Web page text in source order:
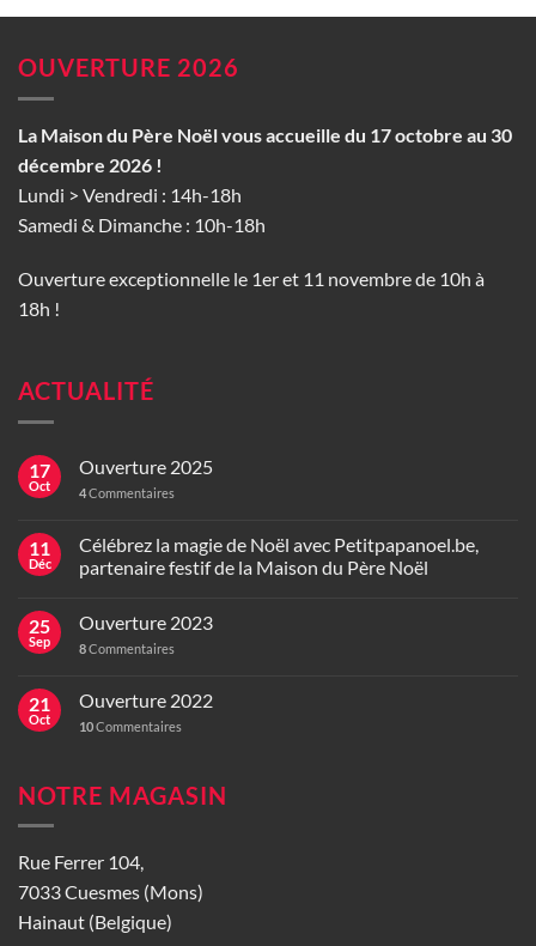
OUVERTURE 2026
La Maison du Père Noël vous accueille du 17 octobre au 30
décembre 2026 !
Lundi > Vendredi : 14h-18h
Samedi & Dimanche : 10h-18h
Ouverture exceptionnelle le 1er et 11 novembre de 10h à
18h !
ACTUALITÉ
17
Oct
Ouverture 2025
4Commentaires
11
Déc
Célébrez la magie de Noël avec Petitpapanoel.be,
partenaire festif de la Maison du Père Noël
25
Sep
Ouverture 2023
8Commentaires
21
Oct
Ouverture 2022
10Commentaires
NOTRE MAGASIN
Rue Ferrer 104,
7033 Cuesmes (Mons)
Hainaut (Belgique)